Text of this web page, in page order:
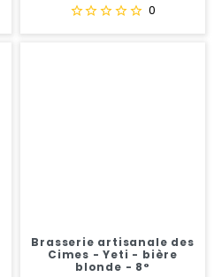
0
Brasserie artisanale des
Cimes - Yeti - bière
blonde - 8°